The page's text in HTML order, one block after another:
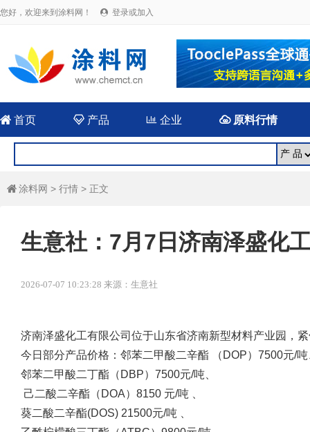
您好，欢迎来到涂料网！  登录或加入
 首页 产品  企业 原料行情
 涂料网 > 行情 > 正文
生意社：7月7日济南泽盛化
2026-07-07 10:23:28 来源：生意社
济南泽盛化工有限公司位于山东省济南新型材料产业园，
今日部分产品价格：邻苯二甲酸二辛酯 （DOP）7500元/
邻苯二甲酸二丁酯（DBP）7500元/吨、
己二酸二辛酯（DOA）8150 元/吨 、
葵二酸二辛酯(DOS) 21500元/吨 、